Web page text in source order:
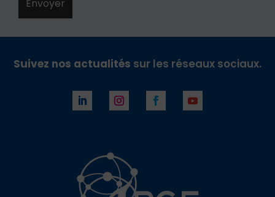
Suivez nos actualités sur les réseaux sociaux.